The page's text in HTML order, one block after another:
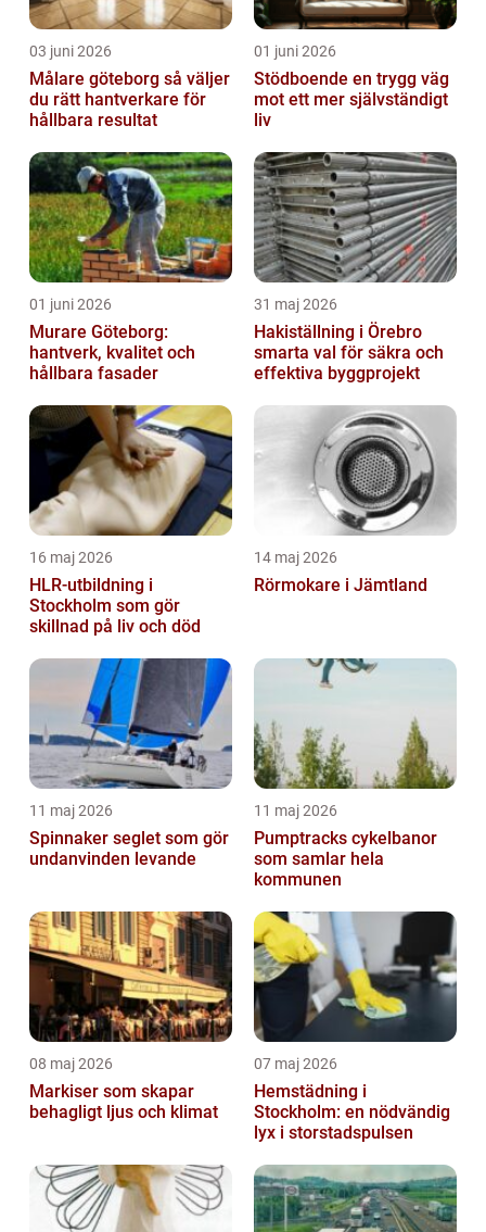
03 juni 2026
Målare göteborg så väljer
du rätt hantverkare för
hållbara resultat
01 juni 2026
Stödboende en trygg väg
mot ett mer självständigt
liv
01 juni 2026
Murare Göteborg:
hantverk, kvalitet och
hållbara fasader
31 maj 2026
Hakiställning i Örebro
smarta val för säkra och
effektiva byggprojekt
16 maj 2026
HLR-utbildning i
Stockholm som gör
skillnad på liv och död
14 maj 2026
Rörmokare i Jämtland
11 maj 2026
Spinnaker seglet som gör
undanvinden levande
11 maj 2026
Pumptracks cykelbanor
som samlar hela
kommunen
08 maj 2026
Markiser som skapar
behagligt ljus och klimat
07 maj 2026
Hemstädning i
Stockholm: en nödvändig
lyx i storstadspulsen